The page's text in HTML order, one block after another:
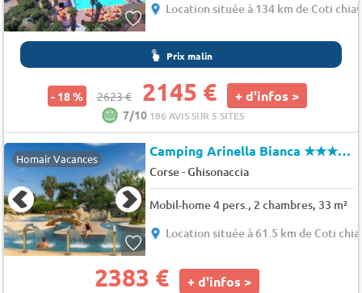
Location située à 134 km de Coti
Prix malin
- 18 % 2623 € 2145 € + d'infos >
7/10 186 AVIS SUR 5 SITES
Homair Vacances Camping Arinella Bianca★★★★★
Corse-Ghisonaccia
Mobil-home 4 pers., 2 chambres, 33 m²
Location située à 61.5 km de Coti
2383 € + d'infos >